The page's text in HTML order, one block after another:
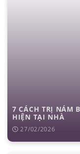
7 CÁCH TRỊ NÁM
HIỆN TẠI NHÀ
27/02/2026